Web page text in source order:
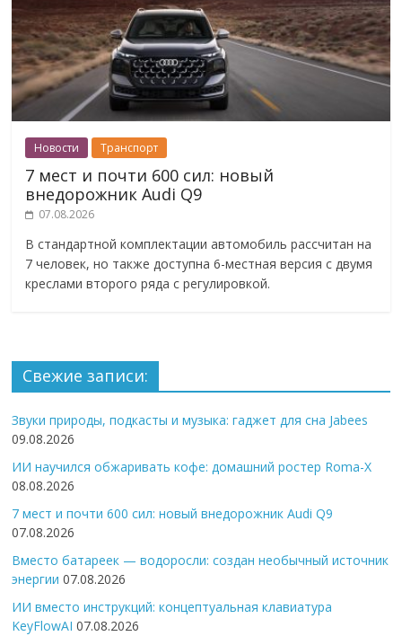
Новости Транспорт
7 мест и почти 600 сил: новый
внедорожник Audi Q9
07.08.2026
В стандартной комплектации автомобиль рассчитан на
7 человек, но также доступна 6-местная версия с двумя
креслами второго ряда с регулировкой.
Свежие записи:
Звуки природы, подкасты и музыка: гаджет для сна Jabees
09.08.2026
ИИ научился обжаривать кофе: домашний ростер Roma-X
08.08.2026
7 мест и почти 600 сил: новый внедорожник Audi Q9
07.08.2026
Вместо батареек — водоросли: создан необычный источник
энергии 07.08.2026
ИИ вместо инструкций: концептуальная клавиатура
KeyFlowAI 07.08.2026